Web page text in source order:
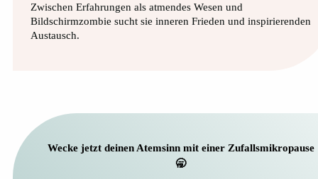
Zwischen Erfahrungen als atmendes Wesen und
Bildschirmzombie sucht sie inneren Frieden und inspirierenden
Austausch.
Wecke jetzt deinen Atemsinn mit einer Zufallsmikropause
🥱